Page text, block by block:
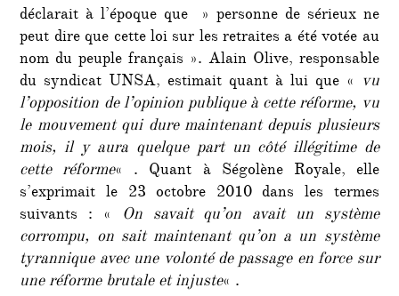
déclarait à l’époque que » personne de sérieux ne
peut dire que cette loi sur les retraites a été votée au
nom du peuple français ». Alain Olive, responsable
du syndicat UNSA, estimait quant à lui que « vu
l’opposition de l’opinion publique à cette réforme, vu
le mouvement qui dure maintenant depuis plusieurs
mois, il y aura quelque part un côté illégitime de
cette réforme« . Quant à Ségolène Royale, elle
s’exprimait le 23 octobre 2010 dans les termes
suivants : « On savait qu’on avait un système
corrompu, on sait maintenant qu’on a un système
tyrannique avec une volonté de passage en force sur
une réforme brutale et injuste« .